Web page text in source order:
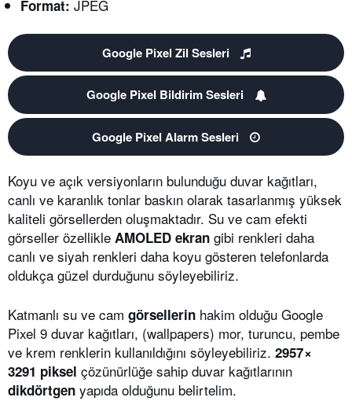
Format: JPEG
Google Pixel Zil Sesleri
Google Pixel Bildirim Sesleri
Google Pixel Alarm Sesleri
Koyu ve açık versiyonların bulunduğu duvar kağıtları,
canlı ve karanlık tonlar baskın olarak tasarlanmış yüksek
kaliteli görsellerden oluşmaktadır. Su ve cam efekti
görseller özellikle AMOLED ekran gibi renkleri daha
canlı ve siyah renkleri daha koyu gösteren telefonlarda
oldukça güzel durduğunu söyleyebiliriz.
Katmanlı su ve cam görsellerin hakim olduğu Google
Pixel 9 duvar kağıtları, (wallpapers) mor, turuncu, pembe
ve krem renklerin kullanıldığını söyleyebiliriz. 2957 ×
3291 piksel çözünürlüğe sahip duvar kağıtlarının
dikdörtgen yapıda olduğunu belirtelim.